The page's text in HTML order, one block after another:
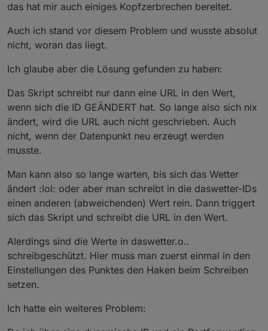
das hat mir auch einiges Kopfzerbrechen bereitet.
Auch ich stand vor diesem Problem und wusste absolut
nicht, woran das liegt.
Ich glaube aber die Lösung gefunden zu haben:
Das Skript schreibt nur dann eine URL in den Wert,
wenn sich die ID GEÄNDERT hat. So lange also sich nix
ändert, wird die URL auch nicht geschrieben. Auch
nicht, wenn der Datenpunkt neu erzeugt werden
musste.
Man kann also so lange warten, bis sich das Wetter
ändert :lol: oder aber man schreibt in die daswetter-IDs
einen anderen (abweichenden) Wert rein. Dann triggert
sich das Skript und schreibt die URL in den Wert.
Alerdings sind die Werte in daswetter.o..
schreibgeschützt. Hier muss man zuerst einmal in den
Einstellungen des Punktes den Haken beim Schreiben
setzen.
Ich hatte ein weiteres Problem: